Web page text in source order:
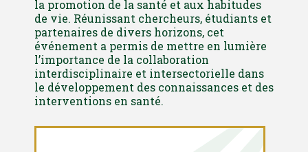
la promotion de la santé et aux habitudes
de vie. Réunissant chercheurs, étudiants et
partenaires de divers horizons, cet
événement a permis de mettre en lumière
l’importance de la collaboration
interdisciplinaire et intersectorielle dans
le développement des connaissances et des
interventions en santé.